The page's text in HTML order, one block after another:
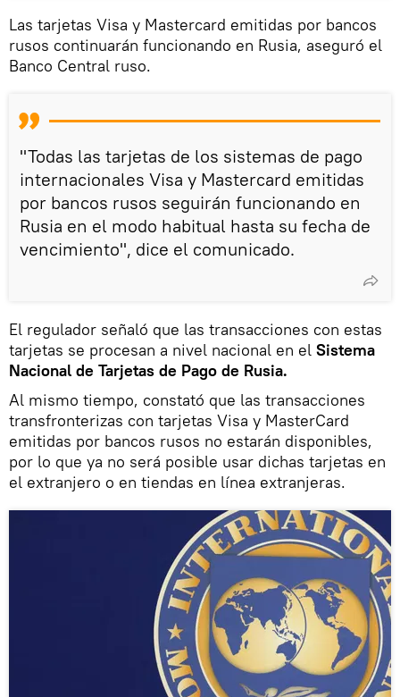
Las tarjetas Visa y Mastercard emitidas por bancos
rusos continuarán funcionando en Rusia, aseguró el
Banco Central ruso.
"Todas las tarjetas de los sistemas de pago
internacionales Visa y Mastercard emitidas
por bancos rusos seguirán funcionando en
Rusia en el modo habitual hasta su fecha de
vencimiento", dice el comunicado.
El regulador señaló que las transacciones con estas
tarjetas se procesan a nivel nacional en el Sistema
Nacional de Tarjetas de Pago de Rusia.
Al mismo tiempo, constató que las transacciones
transfronterizas con tarjetas Visa y MasterCard
emitidas por bancos rusos no estarán disponibles,
por lo que ya no será posible usar dichas tarjetas en
el extranjero o en tiendas en línea extranjeras.